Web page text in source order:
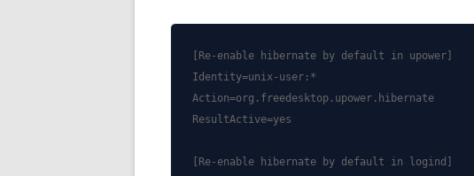
[Re-enable hibernate by default in upower]
Identity=unix-user:*
Action=org.freedesktop.upower.hibernate
ResultActive=yes
[Re-enable hibernate by default in logind]